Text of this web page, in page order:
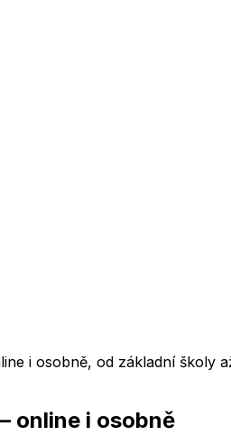
i osobně, od základní
online i osobně